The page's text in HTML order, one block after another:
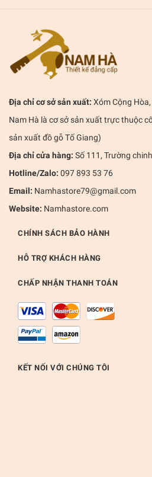
Địa chỉ cơ sở sản xuất: Xóm Cộng
Nam Hà là cơ sở sản xuất trực thuộc
sản xuất đồ gỗ Tố Giang)
Địa chỉ cửa hàng: Số 111, Trường
Hotline/Zalo: 097 893 53 76
Email: Namhastore79@gmail.com
Website: Namhastore.com
CHÍNH SÁCH BẢO HÀNH
HỖ TRỢ KHÁCH HÀNG
CHẤP NHẬN THANH TOÁN
KẾT NỐI VỚI CHÚNG TÔI